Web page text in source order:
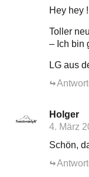
Hey hey !
Toller
– Ich bin
LG aus
Holger
4. März
Schön,